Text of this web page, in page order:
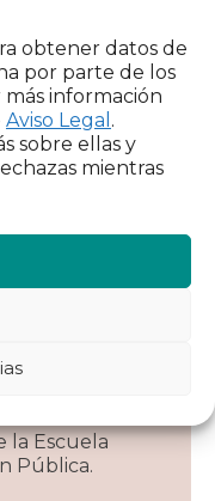
obtener datos de
por parte de los
más información
Aviso Legal .
sobre ellas y
mientras
que
de
(ESOMI) del
2011.
de
la
la Escuela
Pública.